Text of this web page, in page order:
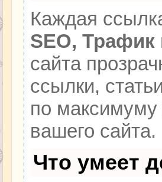
Каждая
SEO, Трафик
сайта
ссылки,
по
вашего сайта.
Что умеет